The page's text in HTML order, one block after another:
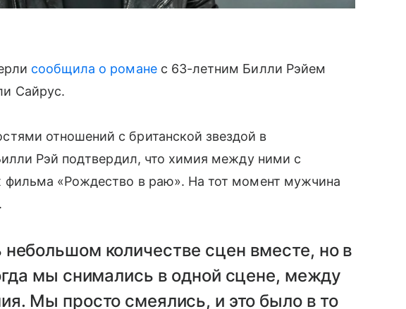
сообщила о романес 63-летним Билли Рэйем
Сайрус.
отношений с британской звездой в
Рэй подтвердил, что химия между ними с
фильма «Рождество в раю». На тот момент мужчина
.
количестве сцен вместе, но в
мы снимались в одной сцене, между
Мы просто смеялись, и это было в то